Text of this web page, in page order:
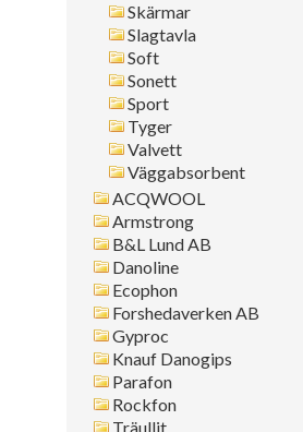
Skärmar
Slagtavla
Soft
Sonett
Sport
Tyger
Valvett
Väggabsorbent
ACQWOOL
Armstrong
B&L Lund AB
Danoline
Ecophon
Forshedaverken AB
Gyproc
Knauf Danogips
Parafon
Rockfon
Träullit